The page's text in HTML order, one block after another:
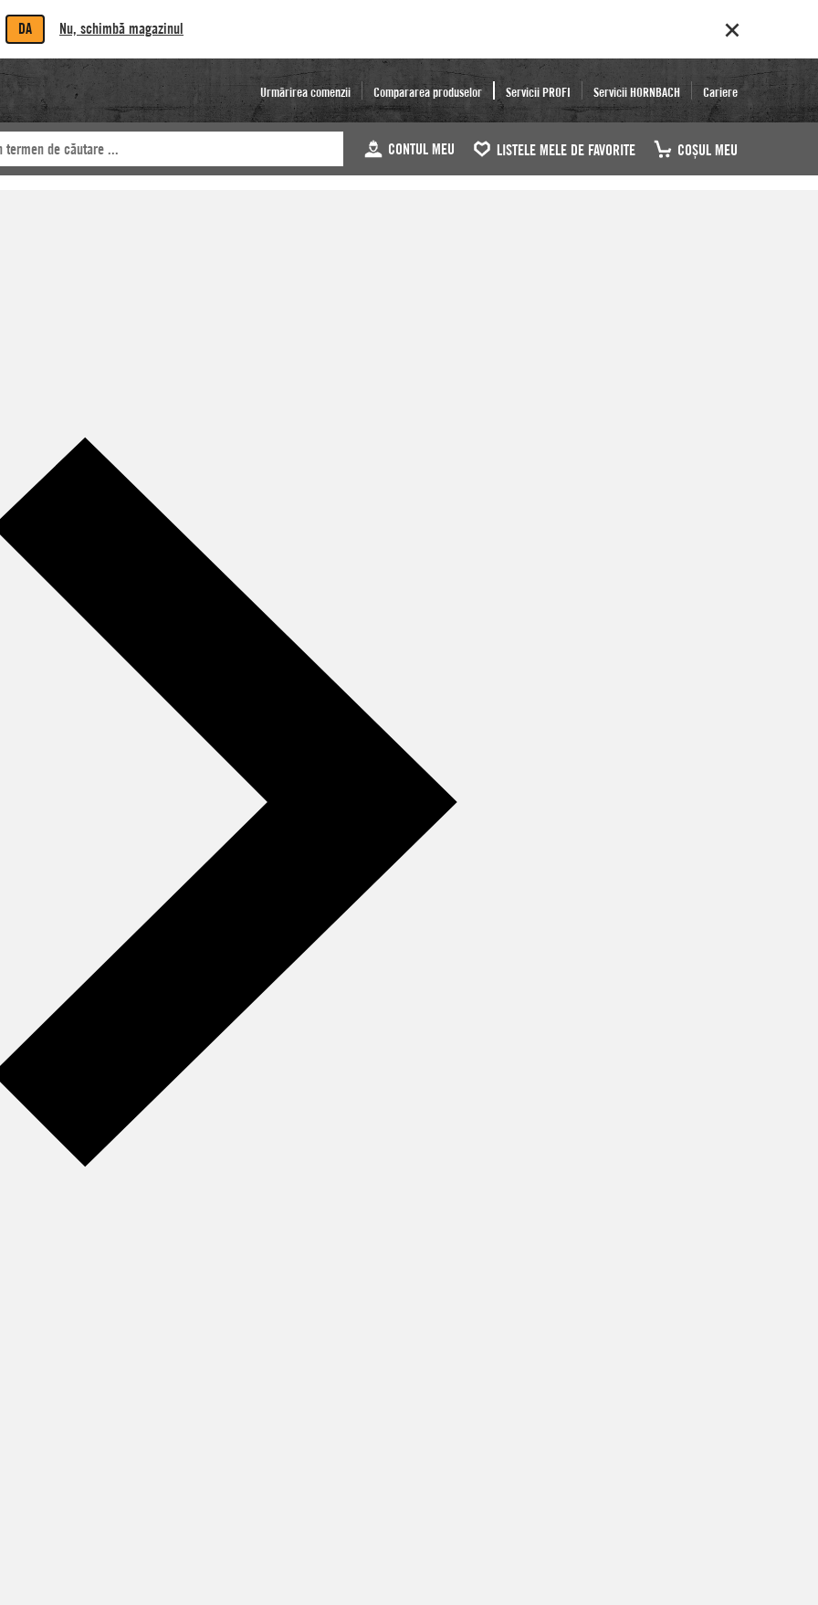
DA Nu, schimbă magazinul
Urmărirea comenzii Compararea produselor Servicii PROFI Servicii HORNBACH Cariere
CONTUL MEU LISTELE MELE DE FAVORITE COŞUL MEU